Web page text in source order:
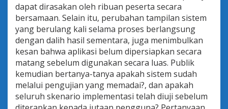
dapat dirasakan oleh ribuan peserta secara
bersamaan. Selain itu, perubahan tampilan sistem
yang berulang kali selama proses berlangsung
dengan dalih hasil sementara, juga menimbulkan
kesan bahwa aplikasi belum dipersiapkan secara
matang sebelum digunakan secara luas. Publik
kemudian bertanya-tanya apakah sistem sudah
melalui pengujian yang memadai?, dan apakah
seluruh skenario implementasi telah diuji sebelum